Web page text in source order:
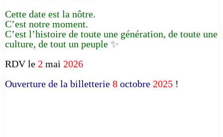
Cette date est la nôtre.
C’est notre moment.
C’est l’histoire de toute une génération, de toute une
culture, de tout un peuple ✨
RDV le 2 mai 2026
Ouverture de la billetterie 8 octobre 2025 !